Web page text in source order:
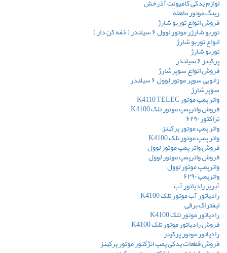
لوازم یدکی کامیونت آذرخش
رینگ موتور ماهله
فروش انواع توربو شارژ
توربو شارژر موتور لوول ۶ سیلندر ( خفه کن دار )
انواع توربو شارژ
توربو شارژ
پرکینز ۶ سیلندر
فروش انواع سوپرشارژ
زانویی سوپر موتور لوول ۶ سیلندر
سوپرشارژ
واتر پمپ موتور K4110 TELEC
فروش واترپمپ موتور تلک K4100
تراکتور ۶۲۹۰
واتر پمپ موتور پرکینز
واتر پمپ موتور تلک K4100
فروش واتر پمپ موتور لوول
فروش واترپمپ موتور لوول
واترپمپ موتور لوول
واترپمپ ۶۲۹۰
آبریز رادیاتور آب
رادیاتور آب موتور تلک K4100
لیفتراک برقی
رادیاتور موتور تلک K4100
فروش رادیاتور موتور تلک K4100
رادیاتور موتور پرکینز
فروش قطعات یدکی پمپ انژکتور موتور پرکینز